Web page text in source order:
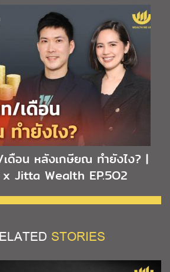
เดือน หลังเกษียณ ทำยังไง? |
Jitta Wealth EP.5O2
STORIES